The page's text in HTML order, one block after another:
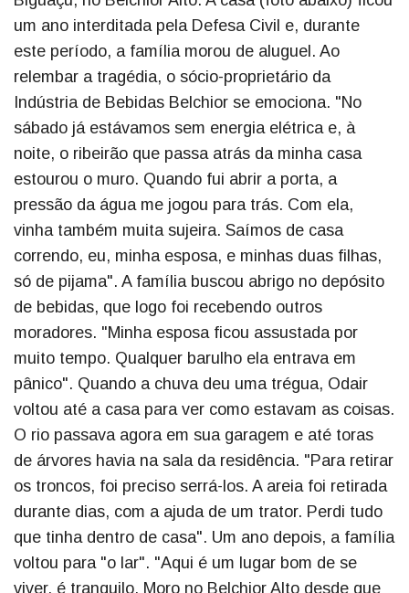
um ano interditada pela Defesa Civil e, durante
este período, a família morou de aluguel. Ao
relembar a tragédia, o sócio-proprietário da
Indústria de Bebidas Belchior se emociona. "No
sábado já estávamos sem energia elétrica e, à
noite, o ribeirão que passa atrás da minha casa
estourou o muro. Quando fui abrir a porta, a
pressão da água me jogou para trás. Com ela,
vinha também muita sujeira. Saímos de casa
correndo, eu, minha esposa, e minhas duas filhas,
só de pijama". A família buscou abrigo no depósito
de bebidas, que logo foi recebendo outros
moradores. "Minha esposa ficou assustada por
muito tempo. Qualquer barulho ela entrava em
pânico". Quando a chuva deu uma trégua, Odair
voltou até a casa para ver como estavam as coisas.
O rio passava agora em sua garagem e até toras
de árvores havia na sala da residência. "Para retirar
os troncos, foi preciso serrá-los. A areia foi retirada
durante dias, com a ajuda de um trator. Perdi tudo
que tinha dentro de casa". Um ano depois, a família
voltou para "o lar". "Aqui é um lugar bom de se
viver, é tranquilo. Moro no Belchior Alto desde que